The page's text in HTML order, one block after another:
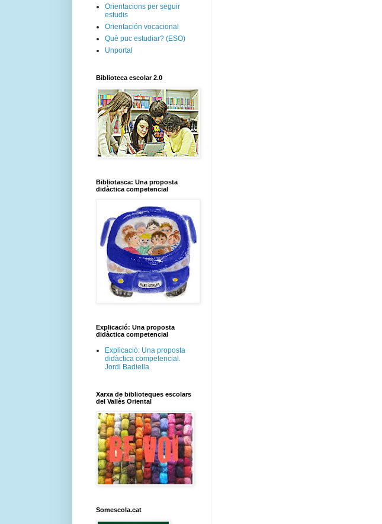
Orientacions per seguir
estudis
Orientación vocacional
Què puc estudiar? (ESO)
Unportal
Biblioteca escolar 2.0
Bibliotasca: Una proposta
didàctica competencial
Explicació: Una proposta
didàctica competencial
Explicació: Una proposta
didàctica competencial.
Jordi Badiella
Xarxa de biblioteques escolars
del Vallès Oriental
Somescola.cat